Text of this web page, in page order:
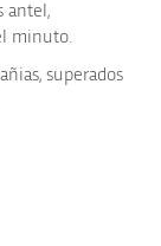
antel,
minuto.
superados